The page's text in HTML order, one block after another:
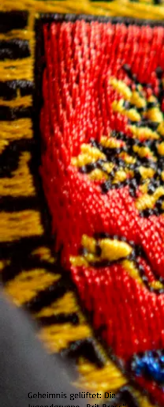
Geheimnis gelüftet: Die